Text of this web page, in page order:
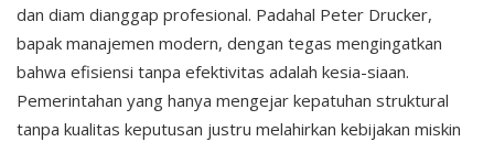
dan diam dianggap profesional. Padahal Peter Drucker,
bapak manajemen modern, dengan tegas mengingatkan
bahwa efisiensi tanpa efektivitas adalah kesia-siaan.
Pemerintahan yang hanya mengejar kepatuhan struktural
tanpa kualitas keputusan justru melahirkan kebijakan miskin